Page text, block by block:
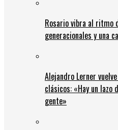
Rosario vibra al ritmo
generacionales y una
Alejandro Lerner
clásicos: «Hay un
gente»